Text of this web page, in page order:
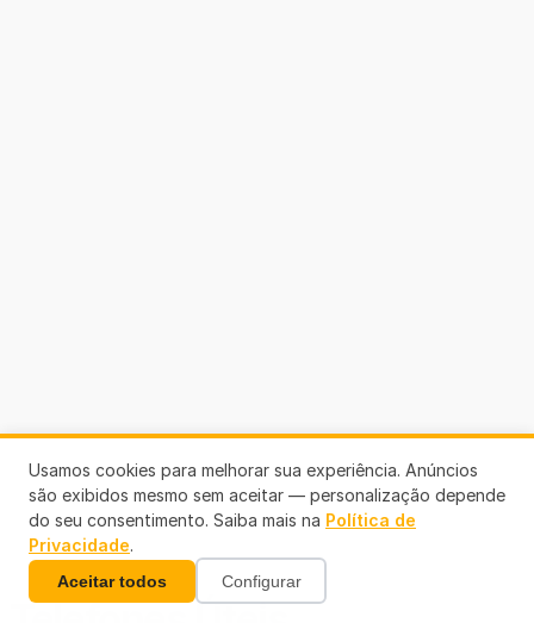
Usamos cookies para melhorar sua experiência. Anúncios
são exibidos mesmo sem aceitar — personalização depende
do seu consentimento. Saiba mais na Política de
Privacidade.
Aceitar todos Configurar